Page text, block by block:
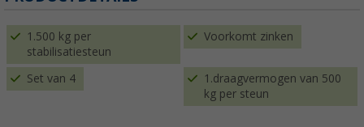
1.500 kg per
stabilisatiesteun
Voorkomt zinken
Set van 4
1.draagvermogen van 500
kg per steun